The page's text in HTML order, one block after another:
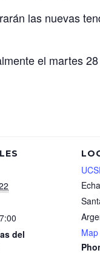
las nuevas
el martes
del
Map